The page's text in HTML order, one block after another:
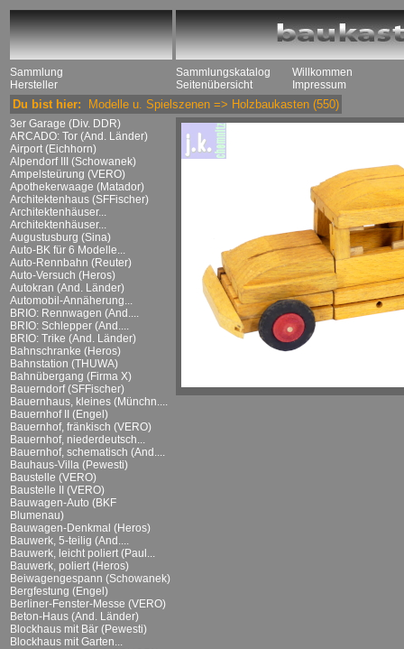
Sammlung
Hersteller
Sammlungskatalog
Seitenübersicht
Willkommen
Impressum
Du bist hier: Modelle u. Spielszenen => Holzbaukasten (550)
3er Garage (Div. DDR)
ARCADO: Tor (And. Länder)
Airport (Eichhorn)
Alpendorf III (Schowanek)
Ampelsteürung (VERO)
Apothekerwaage (Matador)
Architektenhaus (SFFischer)
Architektenhäuser...
Architektenhäuser...
Augustusburg (Sina)
Auto-BK für 6 Modelle...
Auto-Rennbahn (Reuter)
Auto-Versuch (Heros)
Autokran (And. Länder)
Automobil-Annäherung...
BRIO: Rennwagen (And....
BRIO: Schlepper (And....
BRIO: Trike (And. Länder)
Bahnschranke (Heros)
Bahnstation (THUWA)
Bahnübergang (Firma X)
Bauerndorf (SFFischer)
Bauernhaus, kleines (Münchn....
Bauernhof II (Engel)
Bauernhof, fränkisch (VERO)
Bauernhof, niederdeutsch...
Bauernhof, schematisch (And....
Bauhaus-Villa (Pewesti)
Baustelle (VERO)
Baustelle II (VERO)
Bauwagen-Auto (BKF
Blumenau)
Bauwagen-Denkmal (Heros)
Bauwerk, 5-teilig (And....
Bauwerk, leicht poliert (Paul...
Bauwerk, poliert (Heros)
Beiwagengespann (Schowanek)
Bergfestung (Engel)
Berliner-Fenster-Messe (VERO)
Beton-Haus (And. Länder)
Blockhaus mit Bär (Pewesti)
Blockhaus mit Garten...